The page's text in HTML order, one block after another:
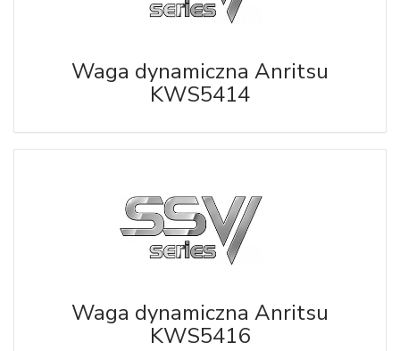
Waga dynamiczna Anritsu
KWS5414
Waga dynamiczna Anritsu
KWS5416